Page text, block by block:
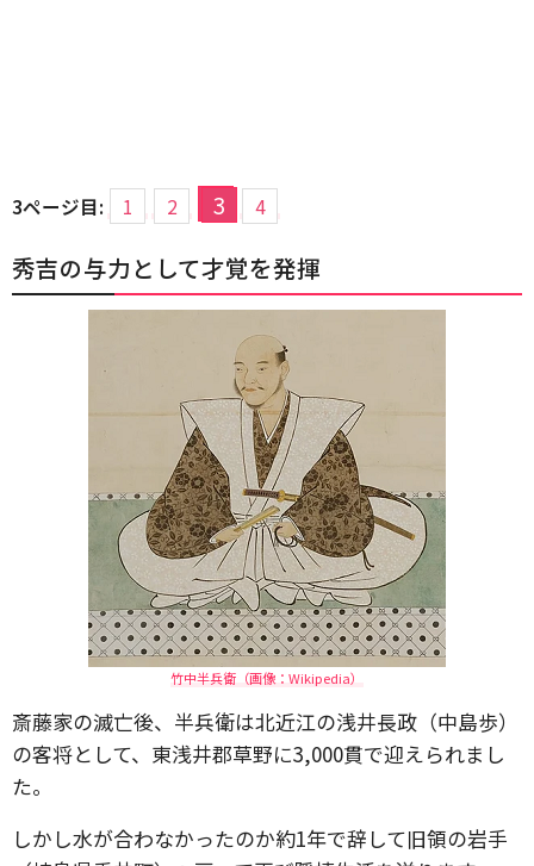
3ページ目: 1 2 3 4
秀吉の与力として才覚を発揮
竹中半兵衛（画像：Wikipedia）
斎藤家の滅亡後、半兵衛は北近江の浅井長政（中島歩）
の客将として、東浅井郡草野に3,000貫で迎えられまし
た。
しかし水が合わなかったのか約1年で辞して旧領の岩手